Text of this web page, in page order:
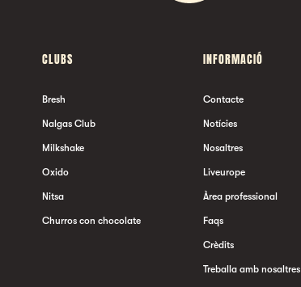
CLUBS
Bresh
Nalgas Club
Milkshake
Oxido
Nitsa
Churros con chocolate
INFORMACIÓ
Contacte
Notícies
Nosaltres
Liveurope
Àrea professional
Faqs
Crèdits
Treballa amb nosaltres